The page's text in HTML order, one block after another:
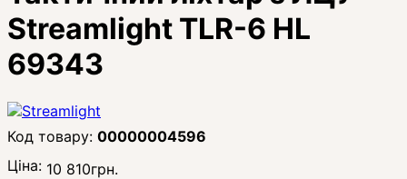
Streamlight TLR-6 HL
69343
00000004596
Ціна: 10 810грн.